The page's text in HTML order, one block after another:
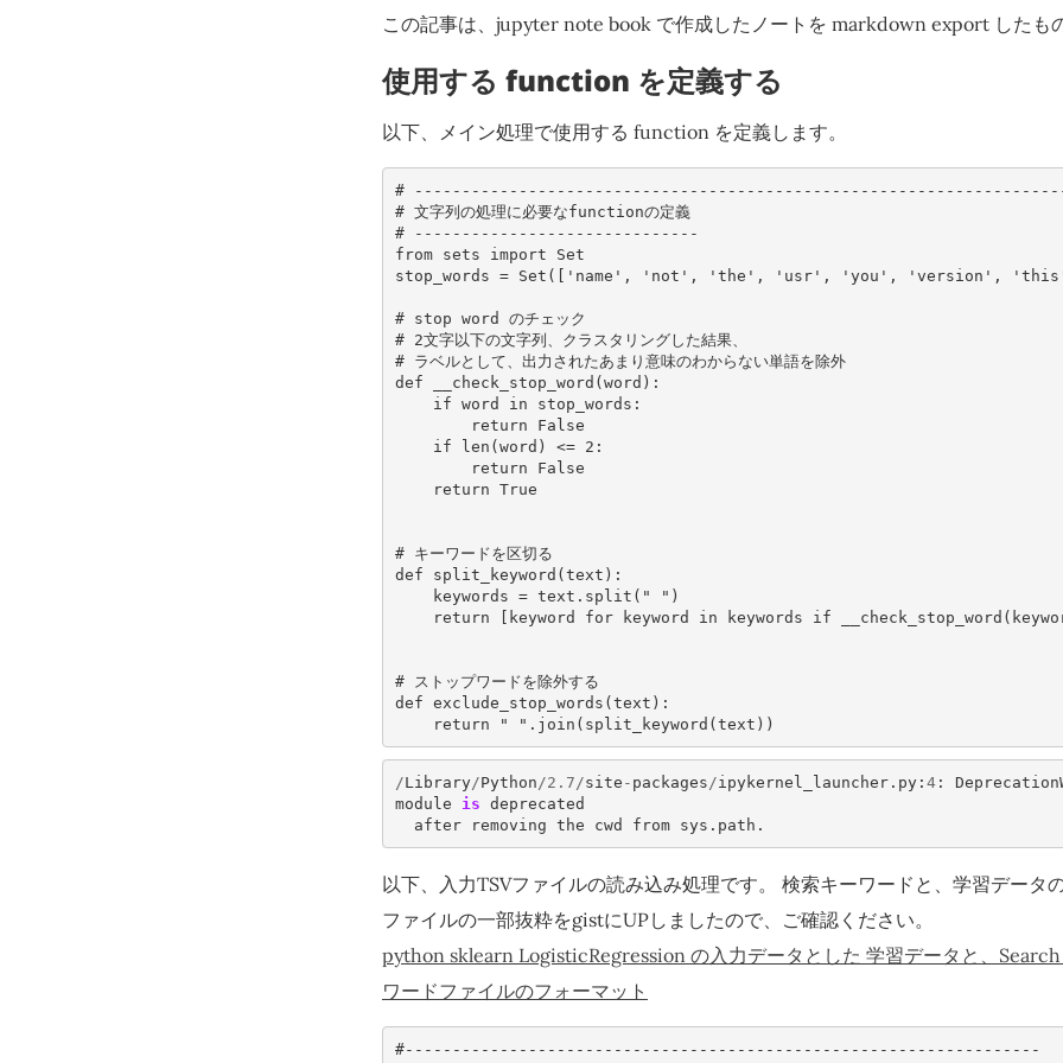
この記事は、jupyter note book で作成したノートを markdown export したもの
使用する function を定義する
以下、メイン処理で使用する function を定義します。
#
# 文字列の処理に必要なfunctionの定義
# ------------------------------
from
sets import
Set
stop_words = Set ([ 'name' , 'not' , 'the' , 'usr' , 'you' , 'version' ,
# stop word のチェック
# 2文字以下の文字列、クラスタリングした結果、
# ラベルとして、出力されたあまり意味のわからない単語を除外
def
__check_stop_word (word ):
if word in stop_words :
return
False
if
len (word ) <= 2 :
return
False
return True
# キーワードを区切る
def
split_keyword (text ):
keywords = text . split ( " " )
return
[ keyword for keyword in keywords if __check_stop_word (
# ストップワードを除外する
def exclude_stop_words (text ):
return
" " . join ( split_keyword (text ))
/Library/Python /2.7 /site - packages /ipykernel_launcher. py: 4:
module
is deprecated
after
removing the cwd from sys . path .
以下、入力TSVファイルの読み込み処理です。 検索キーワードと、学習データ
ファイルの一部抜粋をgistにUPしましたので、ご確認ください。
python sklearn LogisticRegression の入力データとした 学習データと、
ワードファイルのフォーマット
#-------------------------------------------------------------------